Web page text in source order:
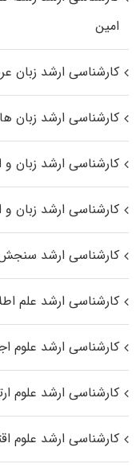
اﻣﻴﻦ
کارشناسی ارشد زبان
کارشناسی ارشد زبان‌
کارشناسی ارشد زبان و
کارشناسی ارشد زبان و
کارشناسی ارشد سنجش
کارشناسی ارشد علم
کارشناسی ارشد علوم
کارشناسی ارشد علوم
کارشناسی ارشد علوم